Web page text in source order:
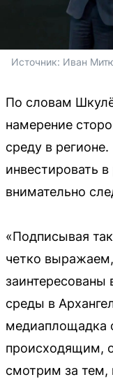
Источник: Иван
По словам
намерение
среду в
инвестировать
внимательно
«Подписывая
четко
заинтересованы
среды в
медиаплощадка
происходящим,
смотрим за тем,